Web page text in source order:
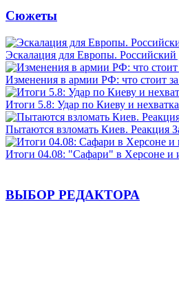
Сюжеты
Эскалация для Европы.
Изменения в армии РФ: что стоит
Итоги 5.8: Удар по Киеву и
Пытаются взломать Киев. Реакция
Итоги 04.08: "Сафари" в Херсоне и
ВЫБОР РЕДАКТОРА